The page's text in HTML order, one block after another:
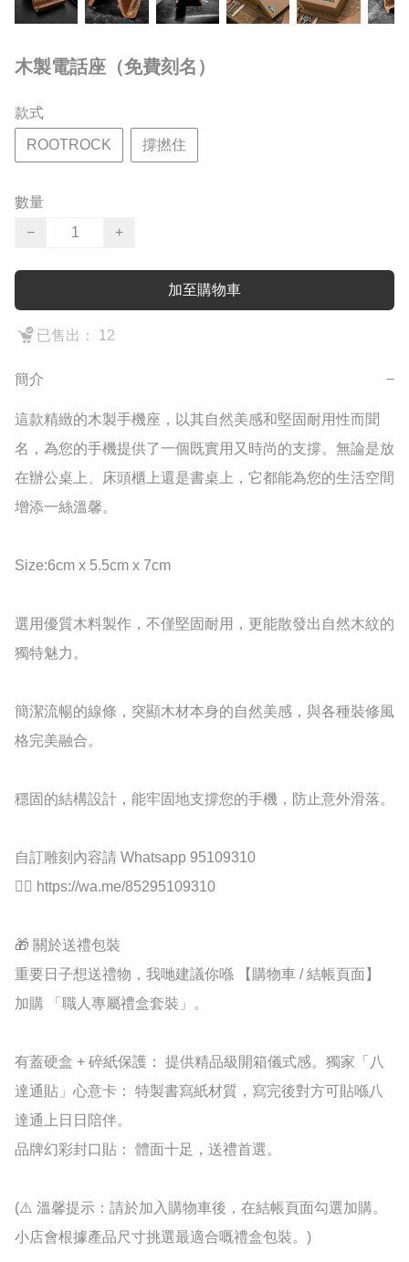
木製電話座（免費刻名）
款式
ROOTROCK 撐撚住
數量
−
+
加至購物車
已售出： 12
簡介 −
這款精緻的木製手機座，以其自然美感和堅固耐用性而聞
名，為您的手機提供了一個既實用又時尚的支撐。無論是放
在辦公桌上、床頭櫃上還是書桌上，它都能為您的生活空間
增添一絲溫馨。
Size:6cm x 5.5cm x 7cm
選用優質木料製作，不僅堅固耐用，更能散發出自然木紋的
獨特魅力。
簡潔流暢的線條，突顯木材本身的自然美感，與各種裝修風
格完美融合。
穩固的結構設計，能牢固地支撐您的手機，防止意外滑落。
自訂雕刻內容請 Whatsapp 95109310
👉🏻 https://wa.me/85295109310
🎁 關於送禮包裝
重要日子想送禮物，我哋建議你喺 【購物車 / 結帳頁面】
加購 「職人專屬禮盒套裝」。
有蓋硬盒 + 碎紙保護： 提供精品級開箱儀式感。獨家「八
達通貼」心意卡： 特製書寫紙材質，寫完後對方可貼喺八
達通上日日陪伴。
品牌幻彩封口貼： 體面十足，送禮首選。
(⚠️ 溫馨提示：請於加入購物車後，在結帳頁面勾選加購。
小店會根據產品尺寸挑選最適合嘅禮盒包裝。)